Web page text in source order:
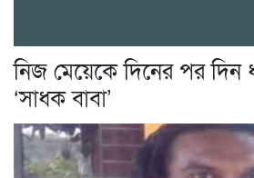
নিজ মেয়েকে দিনের পর দিন
‘সাধক বাবা’